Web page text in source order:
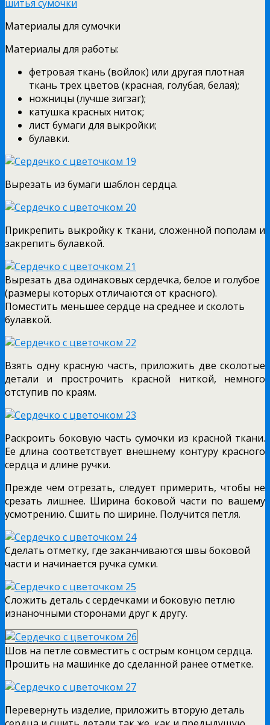
Материалы для сумочки
Материалы для работы:
фетровая ткань (войлок) или другая плотная
ткань трех цветов (красная, голубая, белая);
ножницы (лучше зигзаг);
катушка красных ниток;
лист бумаги для выкройки;
булавки.
Вырезать из бумаги шаблон сердца.
Прикрепить выкройку к ткани, сложенной пополам и
закрепить булавкой.
Вырезать два одинаковых сердечка, белое и голубое
(размеры которых отличаются от красного).
Поместить меньшее сердце на среднее и сколоть
булавкой.
Взять одну красную часть, приложить две сколотые
детали и прострочить красной ниткой, немного
отступив по краям.
Раскроить боковую часть сумочки из красной ткани.
Ее длина соответствует внешнему контуру красного
сердца и длине ручки.
Прежде чем отрезать, следует примерить, чтобы не
срезать лишнее. Ширина боковой части по вашему
усмотрению. Сшить по ширине. Получится петля.
Сделать отметку, где заканчиваются швы боковой
части и начинается ручка сумки.
Сложить деталь с сердечками и боковую петлю
изнаночными сторонами друг к другу.
Шов на петле совместить с острым концом сердца.
Прошить на машинке до сделанной ранее отметке.
Перевернуть изделие, приложить вторую деталь